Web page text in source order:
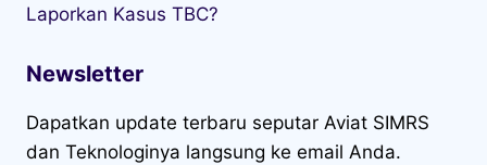
Laporkan Kasus TBC?
Newsletter
Dapatkan update terbaru seputar Aviat SIMRS
dan Teknologinya langsung ke email Anda.